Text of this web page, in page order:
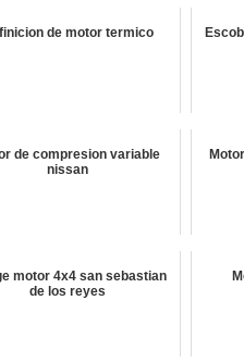
de motor termico
de compresion variable
nissan
motor 4x4 san sebastian
de los reyes